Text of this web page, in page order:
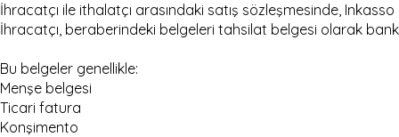
İhracatçı ile ithalatçı arasındaki satış sözleşmesinde,
İhracatçı, beraberindeki belgeleri tahsilat belgesi olarak
Bu belgeler genellikle:
Menşe belgesi
Ticari fatura
Konşimento